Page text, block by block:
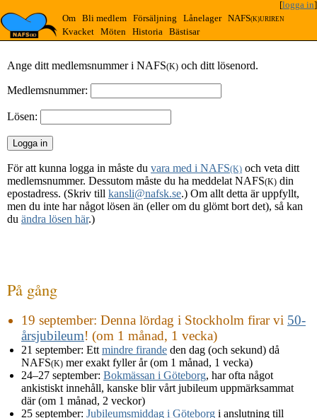
[logga in]
Om
Bli medlem Försäljning Lånelager NAFS(K)URIREN
Kvacket Möten Historia Bästisar
Ange ditt medlemsnummer i NAFS(K) och ditt lösenord.
Medlemsnummer:
Lösen:
För att kunna logga in måste du vara med i NAFS(K) och veta ditt
medlemsnummer. Dessutom måste du ha meddelat NAFS(K) din
epostadress. (Skriv till kansli@nafsk.se.) Om allt detta är uppfyllt,
men du inte har något lösen än (eller om du glömt bort det), så kan
du ändra lösen här.)
På gång
19 september: Denna lördag i Stockholm firar vi 50-
årsjubileum! (om 1 månad, 1 vecka)
21 september: Ett mindre firande den dag (och sekund) då
NAFS(K) mer exakt fyller år (om 1 månad, 1 vecka)
24–27 september: Bokmässan i Göteborg, har ofta något
ankistiskt innehåll, kanske blir vårt jubileum uppmärksammat
där (om 1 månad, 2 veckor)
25 september: Jubileumsmiddag i Göteborg i anslutning till